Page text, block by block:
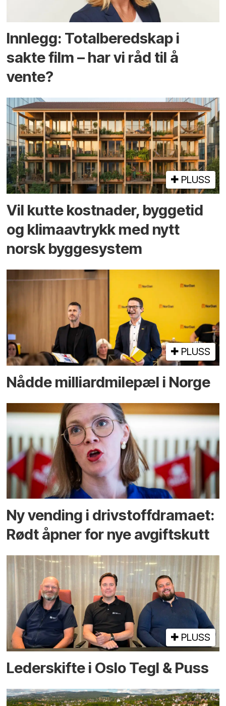
Innlegg: Totalberedskap i
sakte film – har vi råd til å
vente?
PLUSS
Vil kutte kostnader, byggetid
og klima­avtrykk med nytt
norsk bygge­system
PLUSS
Nådde milliard­­milepæl i Norge
Ny vending i drivstoffdramaet:
Rødt åpner for nye avgiftskutt
PLUSS
Lederskifte i Oslo Tegl & Puss